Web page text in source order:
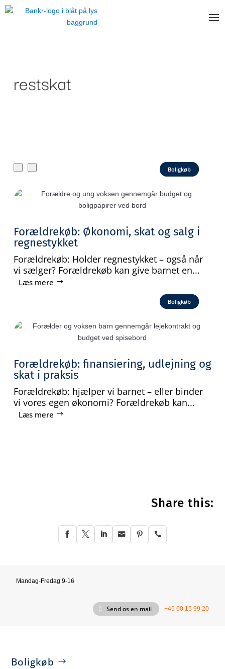
restskat
Boligkøb
Forældrekøb: Økonomi, skat og salg i
regnestykket
Forældrekøb: Holder regnestykket – også når
vi sælger? Forældrekøb kan give barnet en...
Læs mere
Boligkøb
Forældrekøb: finansiering, udlejning og
skat i praksis
Forældrekøb: hjælper vi barnet – eller binder
vi vores egen økonomi? Forældrekøb kan...
Læs mere
Share this:
     
Mandag-Fredag 9-16
Send os en mail +45 60 15 99 20
Boligkøb